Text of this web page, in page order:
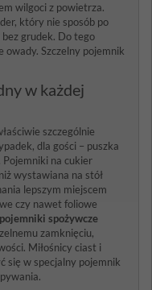
wilgoci z powietrza.
który nie sposób po
grudek. Do tego
owady. Szczelny pojemnik
w każdej
szczególnie
dla gości – puszka
na cukier
wystawiana na stół
lepszym miejscem
czy nawet foliowe
pojemniki spożywcze
zamknięciu,
Miłośnicy ciast i
się w specjalny pojemnik